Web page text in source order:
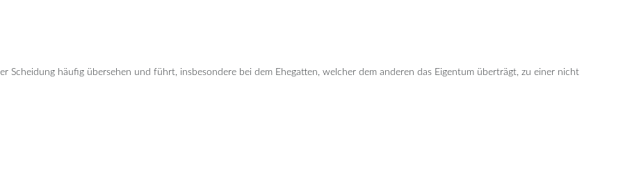
Scheidung häufig übersehen und führt, insbesondere bei dem Ehegatten, welcher dem anderen das Eigentum überträgt, zu einer nicht